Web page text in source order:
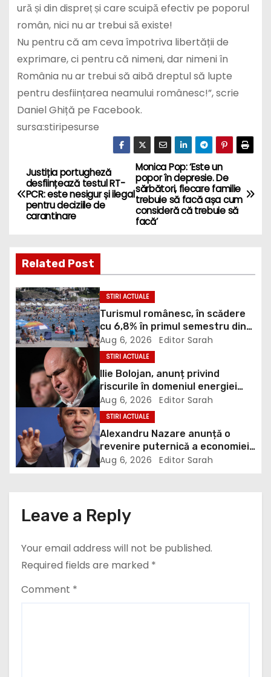
ură și din dispreț și care scuipă efectiv pe poporul
român, nici nu ar trebui să existe!
Nu pentru că am ceva împotriva libertății de
exprimare, ci pentru că nimeni, dar nimeni în
România nu ar trebui să aibă dreptul să lupte
pentru desființarea neamului românesc!”, scrie
Daniel Ghiță pe Facebook.
sursa:stiripesurse
P
o
s
t
n
a
v
i
g
a
t
i
n
Monica Pop: ‘Este un
popor în depresie. De
sărbători, fiecare familie
trebuie să facă așa cum
consideră că trebuie să
facă’
Justiția portugheză
desființează testul RT-
PCR: este nesigur și ilegal
pentru deciziile de
carantinare
Related Post
STIRI ACTUALE
Turismul românesc, în scădere
cu 6,8% în primul semestru din
2026
Aug 6, 2026 Editor Sarah
STIRI ACTUALE
Ilie Bolojan, anunț privind
riscurile în domeniul energiei
electrice. Ce a decis Guvernul
Aug 6, 2026 Editor Sarah
STIRI ACTUALE
Alexandru Nazare anunță o
revenire puternică a economiei
în 2027: Inflația va scădea,
Aug 6, 2026 Editor Sarah
Leave a Reply
Your email address will not be published.
Required fields are marked *
Comment *